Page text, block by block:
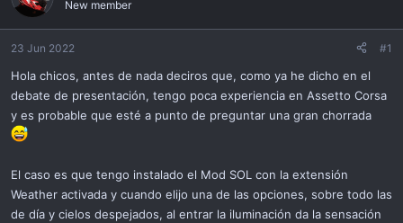
i
ó
New member
23 Jun 2022 #1
Hola chicos, antes de nada deciros que, como ya he dicho en el
debate de presentación, tengo poca experiencia en Assetto Corsa
y es probable que esté a punto de preguntar una gran chorrada
El caso es que tengo instalado el Mod SOL con la extensión
Weather activada y cuando elijo una de las opciones, sobre todo las
de día y cielos despejados, al entrar la iluminación da la sensación